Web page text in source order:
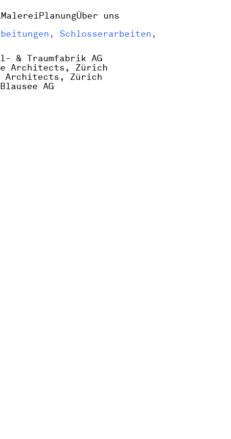
MalereiPlanungÜber uns
Schlosserarbeiten,
& Traumfabrik AG
Architects, Zürich
Architects, Zürich
AG